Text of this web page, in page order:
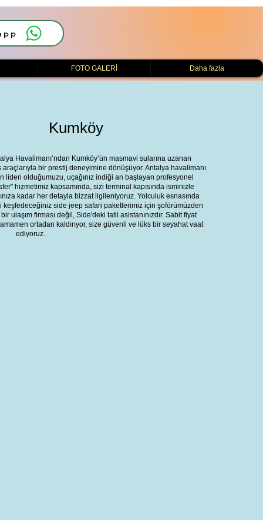
FOTO GALERİ Daha fazla
Kumköy
Havalimanı’ndan Kumköy’ün masmavi sularına uzanan
bir prestij deneyimine dönüşüyor. Antalya havalimanı
olduğumuzu, uçağınız indiği an başlayan profesyonel
hizmetimiz kapsamında, sizi terminal kapısında isminizle
kadar her detayla bizzat ilgileniyoruz. Yolculuk esnasında
keşfedeceğiniz side jeep safari paketlerimiz için şoförümüzden
ulaşım firması değil, Side'deki tatil asistanınızdır. Sabit fiyat
ortadan kaldırıyor, size güvenli ve lüks bir seyahat vaat
ediyoruz.